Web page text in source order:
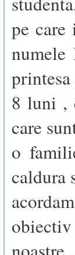
pe
8 luni ,
care
o
caldura